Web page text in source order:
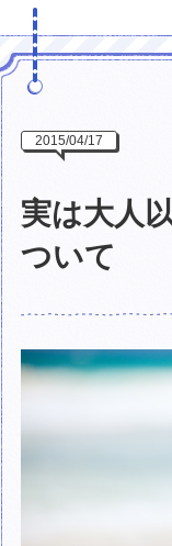
2015/04/17
実は大人
ついて